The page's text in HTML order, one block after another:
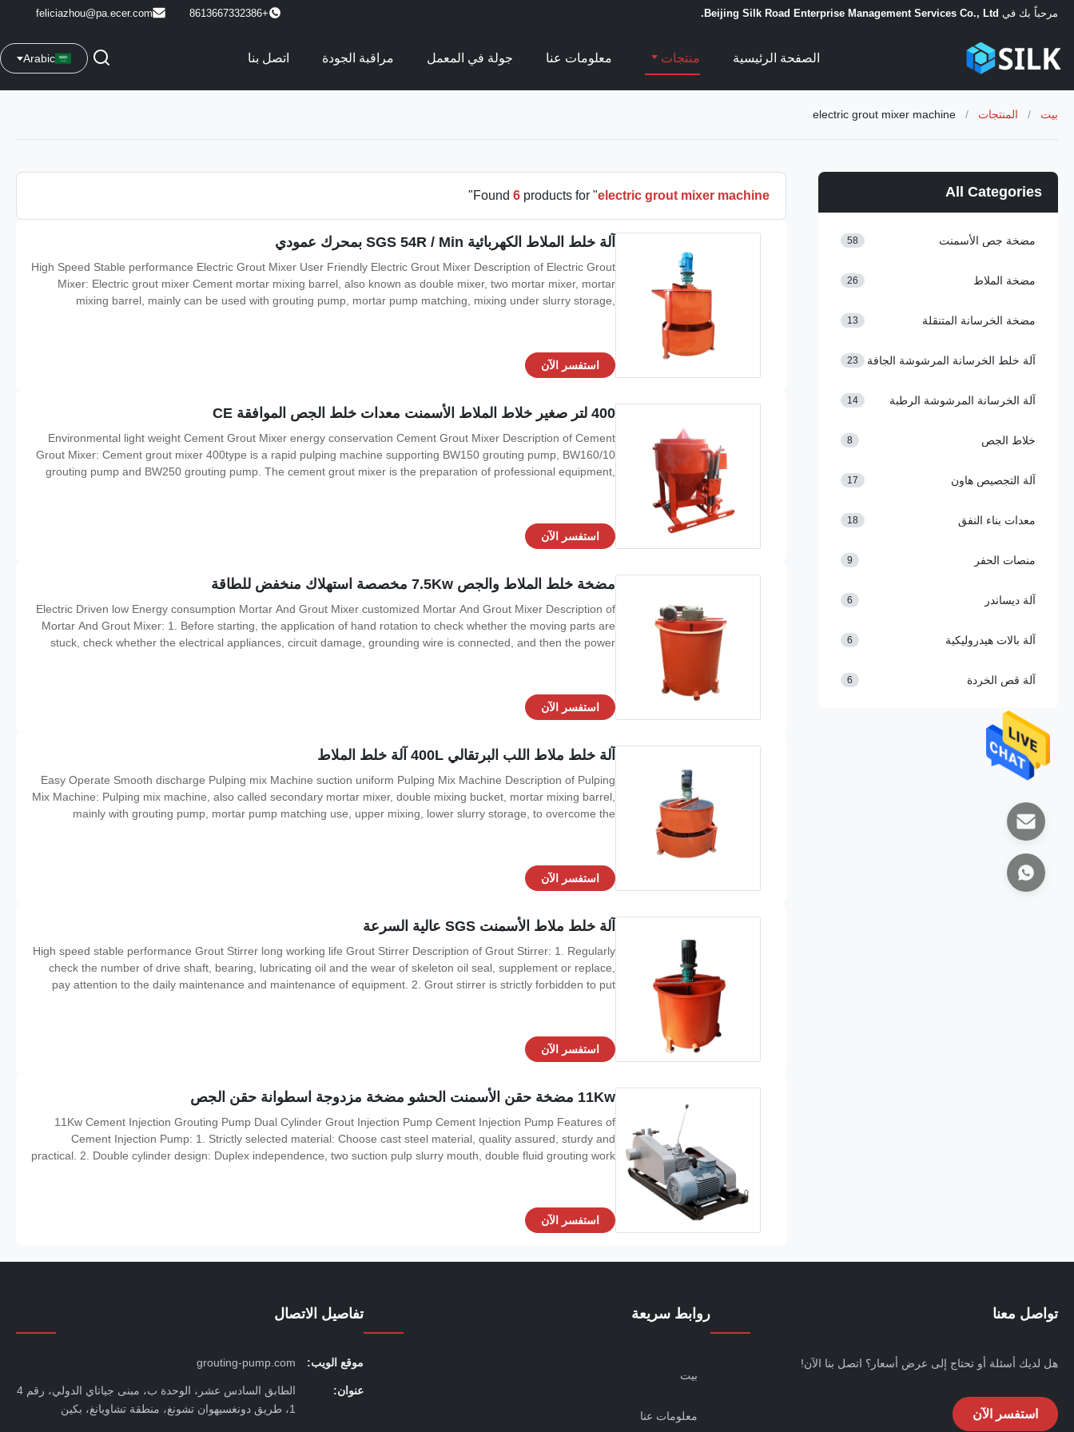
مرحباً بك في Beijing Silk Road Enterprise Management Services Co., Ltd.
+8613667332386
feliciazhou@pa.ecer.com
الصفحة الرئيسية منتجات معلومات عنا جولة في المعمل مراقبة الجودة اتصل بنا Arabic
بيت / المنتجات /
electric grout mixer machine
All Categories
مضخة جص الأسمنت 58
مضخة الملاط 26
مضخة الخرسانة المتنقلة 13
آلة خلط الخرسانة المرشوشة الجافة 23
آلة الخرسانة المرشوشة الرطبة 14
خلاط الجص 8
آلة التجصيص هاون 17
معدات بناء النفق 18
منصات الحفر 9
آلة ديساندر 6
آلة بالات هيدروليكية 6
آلة قص الخردة 6
Found 6 products for "electric grout mixer machine
"
آلة خلط الملاط الكهربائية SGS 54R / Min بمحرك عمودي
High Speed Stable performance Electric Grout Mixer User Friendly Electric Grout Mixer Description of Electric Grout
Mixer: Electric grout mixer Cement mortar mixing barrel, also known as double mixer, two mortar mixer, mortar
mixing barrel, mainly can be used with grouting pump, mortar pump matching, mixing under slurry storage,
استفسر الآن
400 لتر صغير خلاط الملاط الأسمنت معدات خلط الجص الموافقة CE
Environmental light weight Cement Grout Mixer energy conservation Cement Grout Mixer Description of Cement
Grout Mixer: Cement grout mixer 400type is a rapid pulping machine supporting BW150 grouting pump, BW160/10
grouting pump and BW250 grouting pump. The cement grout mixer is the preparation of professional equipment,
استفسر الآن
مضخة خلط الملاط والجص 7.5Kw مخصصة استهلاك منخفض للطاقة
Electric Driven low Energy consumption Mortar And Grout Mixer customized Mortar And Grout Mixer Description of
Mortar And Grout Mixer: 1. Before starting, the application of hand rotation to check whether the moving parts are
stuck, check whether the electrical appliances, circuit damage, grounding wire is connected, and then the power
استفسر الآن
آلة خلط ملاط ​​اللب البرتقالي 400L آلة خلط الملاط
Easy Operate Smooth discharge Pulping mix Machine suction uniform Pulping Mix Machine Description of Pulping
Mix Machine: Pulping mix machine, also called secondary mortar mixer, double mixing bucket, mortar mixing barrel,
mainly with grouting pump, mortar pump matching use, upper mixing, lower slurry storage, to overcome the
استفسر الآن
آلة خلط ملاط ​​الأسمنت SGS عالية السرعة
High speed stable performance Grout Stirrer long working life Grout Stirrer Description of Grout Stirrer: 1. Regularly
check the number of drive shaft, bearing, lubricating oil and the wear of skeleton oil seal, supplement or replace,
pay attention to the daily maintenance and maintenance of equipment. 2. Grout stirrer is strictly forbidden to put
استفسر الآن
11Kw مضخة حقن الأسمنت الحشو مضخة مزدوجة اسطوانة حقن الجص
11Kw Cement Injection Grouting Pump Dual Cylinder Grout Injection Pump Cement Injection Pump Features of
Cement Injection Pump: 1. Strictly selected material: Choose cast steel material, quality assured, sturdy and
practical. 2. Double cylinder design: Duplex independence, two suction pulp slurry mouth, double fluid grouting work
استفسر الآن
تواصل معنا
هل لديك أسئلة أو تحتاج إلى عرض أسعار؟ اتصل بنا الآن!
استفسر الآن
روابط سريعة
بيت
معلومات عنا
تفاصيل الاتصال
موقع الويب: grouting-pump.com
عنوان:
الطابق السادس عشر، الوحدة ب، مبنى جياتاي الدولي، رقم 4
1، طريق دونغسيهوان تشونغ، منطقة تشاويانغ، بكين